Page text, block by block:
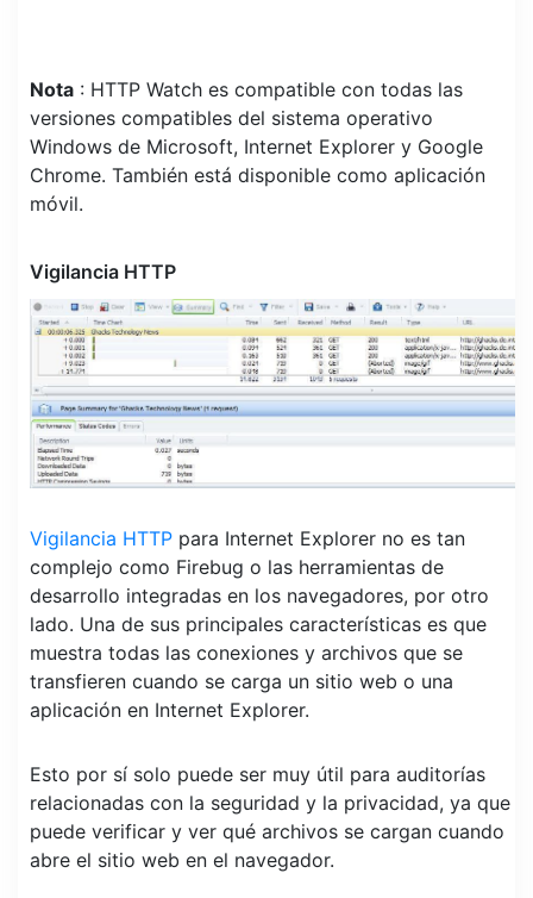
Nota : HTTP Watch es compatible con todas las
versiones compatibles del sistema operativo
Windows de Microsoft, Internet Explorer y Google
Chrome. También está disponible como aplicación
móvil.
Vigilancia HTTP
Vigilancia HTTP para Internet Explorer no es tan
complejo como Firebug o las herramientas de
desarrollo integradas en los navegadores, por otro
lado. Una de sus principales características es que
muestra todas las conexiones y archivos que se
transfieren cuando se carga un sitio web o una
aplicación en Internet Explorer.
Esto por sí solo puede ser muy útil para auditorías
relacionadas con la seguridad y la privacidad, ya que
puede verificar y ver qué archivos se cargan cuando
abre el sitio web en el navegador.